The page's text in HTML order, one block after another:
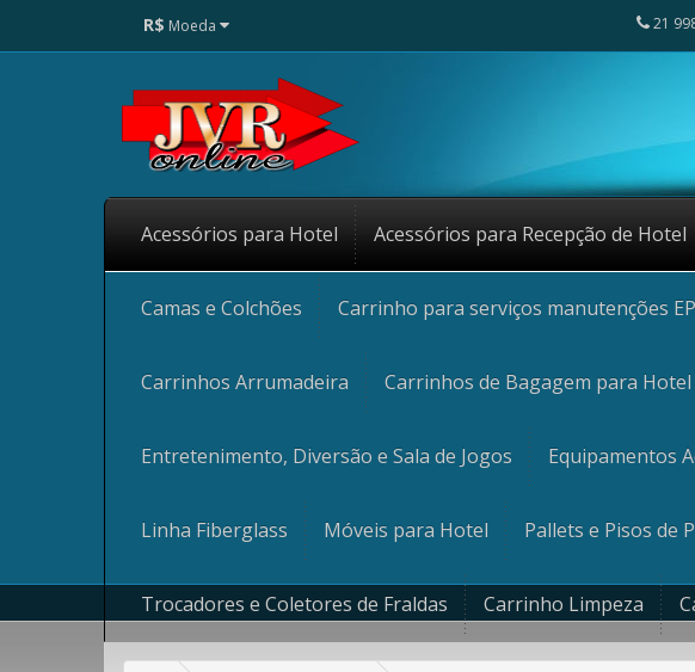
R$ Moeda 21
Acessórios para Hotel Acessórios para Recepção de Hotel
Camas e Colchões Carrinho para serviços manutenções
Carrinhos Arrumadeira Carrinhos de Bagagem para Hotel
Entretenimento, Diversão e Sala de Jogos Equipamentos
Linha Fiberglass Móveis para Hotel Pallets e Pisos de
Trocadores e Coletores de Fraldas Carrinho Limpeza